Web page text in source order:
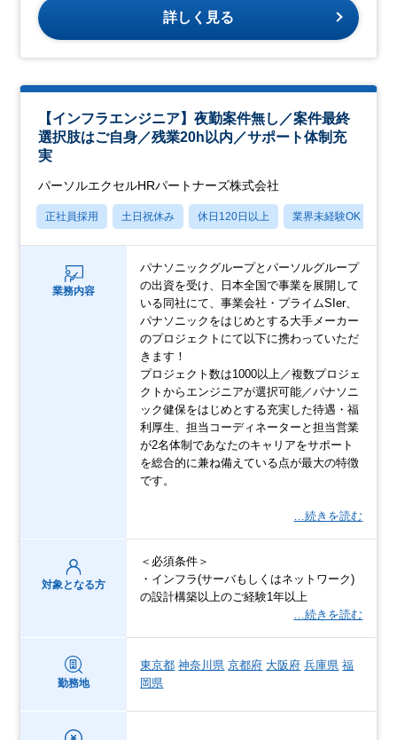
詳しく見る
【インフラエンジニア】夜勤案件無し／案件最終
選択肢はご自身／残業20h以内／サポート体制充
実
パーソルエクセルHRパートナーズ株式会社
正社員採用 土日祝休み 休日120日以上 業界未経験OK
業務内容
パナソニックグループとパーソルグループ
の出資を受け、日本全国で事業を展開して
いる同社にて、事業会社・プライムSIer、
パナソニックをはじめとする大手メーカー
のプロジェクトにて以下に携わっていただ
きます！
プロジェクト数は1000以上／複数プロジェ
クトからエンジニアが選択可能／パナソニ
ック健保をはじめとする充実した待遇・福
利厚生、担当コーディネーターと担当営業
が2名体制であなたのキャリアをサポート
を総合的に兼ね備えている点が最大の特徴
です。
…続きを読む
対象となる方
＜必須条件＞
・インフラ(サーバもしくはネットワーク)
の設計構築以上のご経験1年以上
…続きを読む
勤務地
東京都 神奈川県 京都府 大阪府 兵庫県 福
岡県